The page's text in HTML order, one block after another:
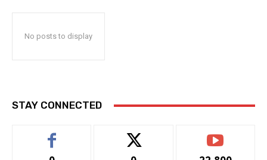
No posts to display
STAY CONNECTED